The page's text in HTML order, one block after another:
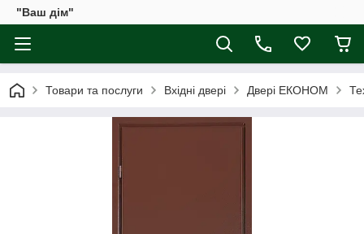
"Ваш дім"
Товари та послуги Вхідні двері Двері ЕКОНОМ